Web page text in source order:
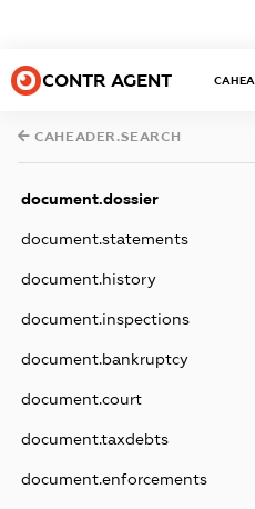
CONTR AGENT
CAHEADER.SEARCH
document.dossier
document.statements
document.history
document.inspections
document.bankruptcy
document.court
document.taxdebts
document.enforcements